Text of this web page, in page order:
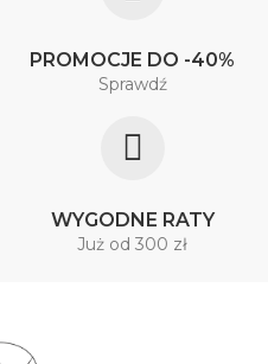
PROMOCJE DO -40%
Sprawdź
WYGODNE RATY
Już od 300 zł